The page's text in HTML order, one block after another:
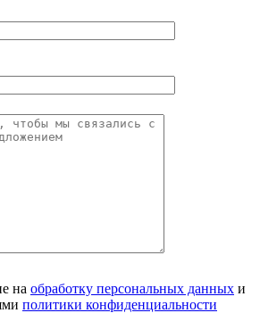
на обработку персональных данных и
политики конфиденциальности